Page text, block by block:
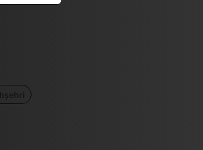
Sistem modunu seçin.